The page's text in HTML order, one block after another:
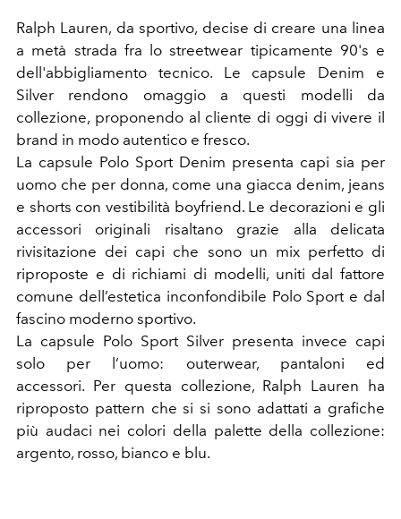
Ralph Lauren, da sportivo, decise di creare una linea
a metà strada fra lo streetwear tipicamente 90's e
dell'abbigliamento tecnico. Le capsule Denim e
Silver rendono omaggio a questi modelli da
collezione, proponendo al cliente di oggi di vivere il
brand in modo autentico e fresco.
La capsule Polo Sport Denim presenta capi sia per
uomo che per donna, come una giacca denim, jeans
e shorts con vestibilità boyfriend. Le decorazioni e gli
accessori originali risaltano grazie alla delicata
rivisitazione dei capi che sono un mix perfetto di
riproposte e di richiami di modelli, uniti dal fattore
comune dell’estetica inconfondibile Polo Sport e dal
fascino moderno sportivo.
La capsule Polo Sport Silver presenta invece capi
solo per l’uomo: outerwear, pantaloni ed
accessori. Per questa collezione, Ralph Lauren ha
riproposto pattern che si si sono adattati a grafiche
più audaci nei colori della palette della collezione:
argento, rosso, bianco e blu.